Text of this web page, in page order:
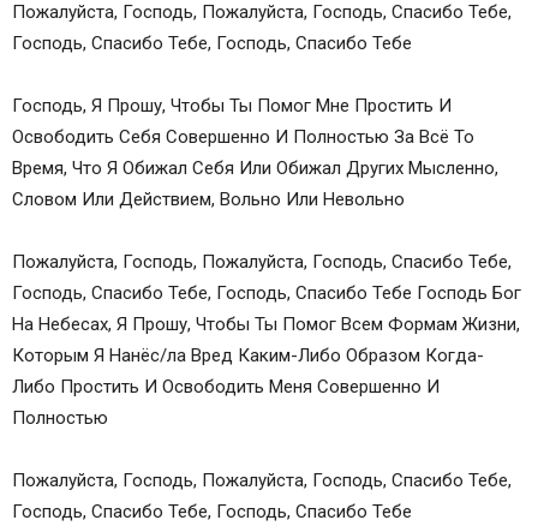
Пожалуйста, Господь, Пожалуйста, Господь, Спасибо Тебе,
Господь, Спасибо Тебе, Господь, Спасибо Тебе
Господь, Я Прошу, Чтобы Ты Помог Мне Простить И
Освободить Себя Совершенно И Полностью За Всё То
Время, Что Я Обижал Себя Или Обижал Других Мысленно,
Словом Или Действием, Вольно Или Невольно
Пожалуйста, Господь, Пожалуйста, Господь, Спасибо Тебе,
Господь, Спасибо Тебе, Господь, Спасибо Тебе Господь Бог
На Небесах, Я Прошу, Чтобы Ты Помог Всем Формам Жизни,
Которым Я Нанёс/ла Вред Каким-Либо Образом Когда-
Либо Простить И Освободить Меня Совершенно И
Полностью
Пожалуйста, Господь, Пожалуйста, Господь, Спасибо Тебе,
Господь, Спасибо Тебе, Господь, Спасибо Тебе